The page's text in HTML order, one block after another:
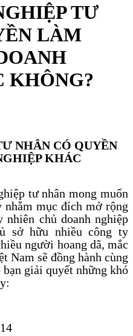
TƯ
LÀM
KHÔNG?
NHÂN CÓ QUYỀN
KHÁC
tư nhân mong muốn
nhằm mục đích mở rộng
nhiên chủ doanh nghiệp
sở hữu nhiều công ty
người hoang dã, mắc
Nam sẽ đồng hành cùng
giải quyết những khó